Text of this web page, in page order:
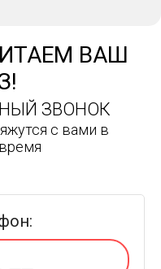
ВАШ
ЗВОНОК
с вами в